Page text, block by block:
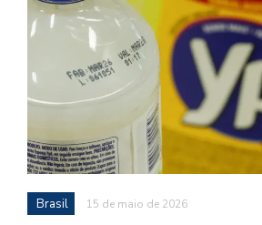
Brasil 15 de maio de 2026